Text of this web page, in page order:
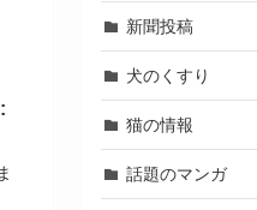
新聞投稿
犬のくすり
猫の情報
話題のマンガ